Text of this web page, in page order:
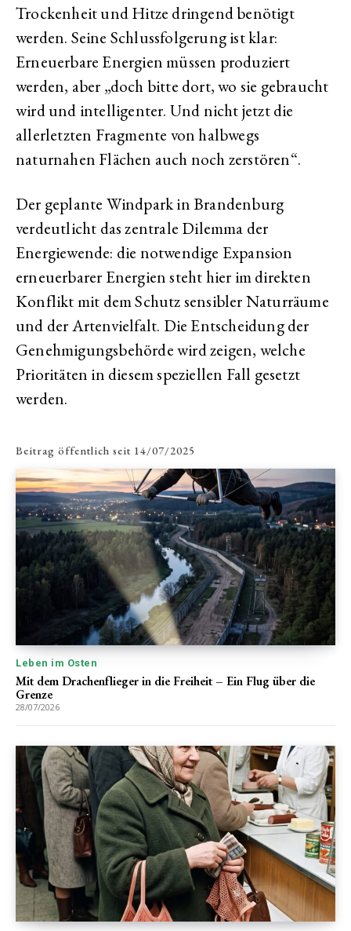
Trockenheit und Hitze dringend benötigt
werden. Seine Schlussfolgerung ist klar:
Erneuerbare Energien müssen produziert
werden, aber „doch bitte dort, wo sie gebraucht
wird und intelligenter. Und nicht jetzt die
allerletzten Fragmente von halbwegs
naturnahen Flächen auch noch zerstören“.
Der geplante Windpark in Brandenburg
verdeutlicht das zentrale Dilemma der
Energiewende: die notwendige Expansion
erneuerbarer Energien steht hier im direkten
Konflikt mit dem Schutz sensibler Naturräume
und der Artenvielfalt. Die Entscheidung der
Genehmigungsbehörde wird zeigen, welche
Prioritäten in diesem speziellen Fall gesetzt
werden.
Beitrag öffentlich seit 14/07/2025
Leben im Osten
Mit dem Drachenflieger in die Freiheit – Ein Flug über die
Grenze
28/07/2026